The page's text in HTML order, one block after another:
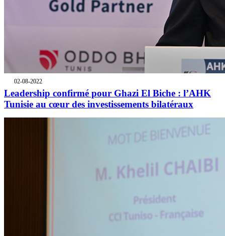
02-08-2022
Leadership confirmé pour Ghazi El Biche : l’AHK
Tunisie au cœur des investissements bilatéraux